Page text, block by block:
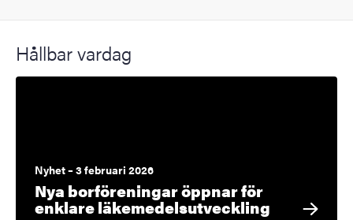
Hållbar vardag
Nyhet – 3 februari 2026
Nya borföreningar öppnar för
enklare läkemedelsutveckling